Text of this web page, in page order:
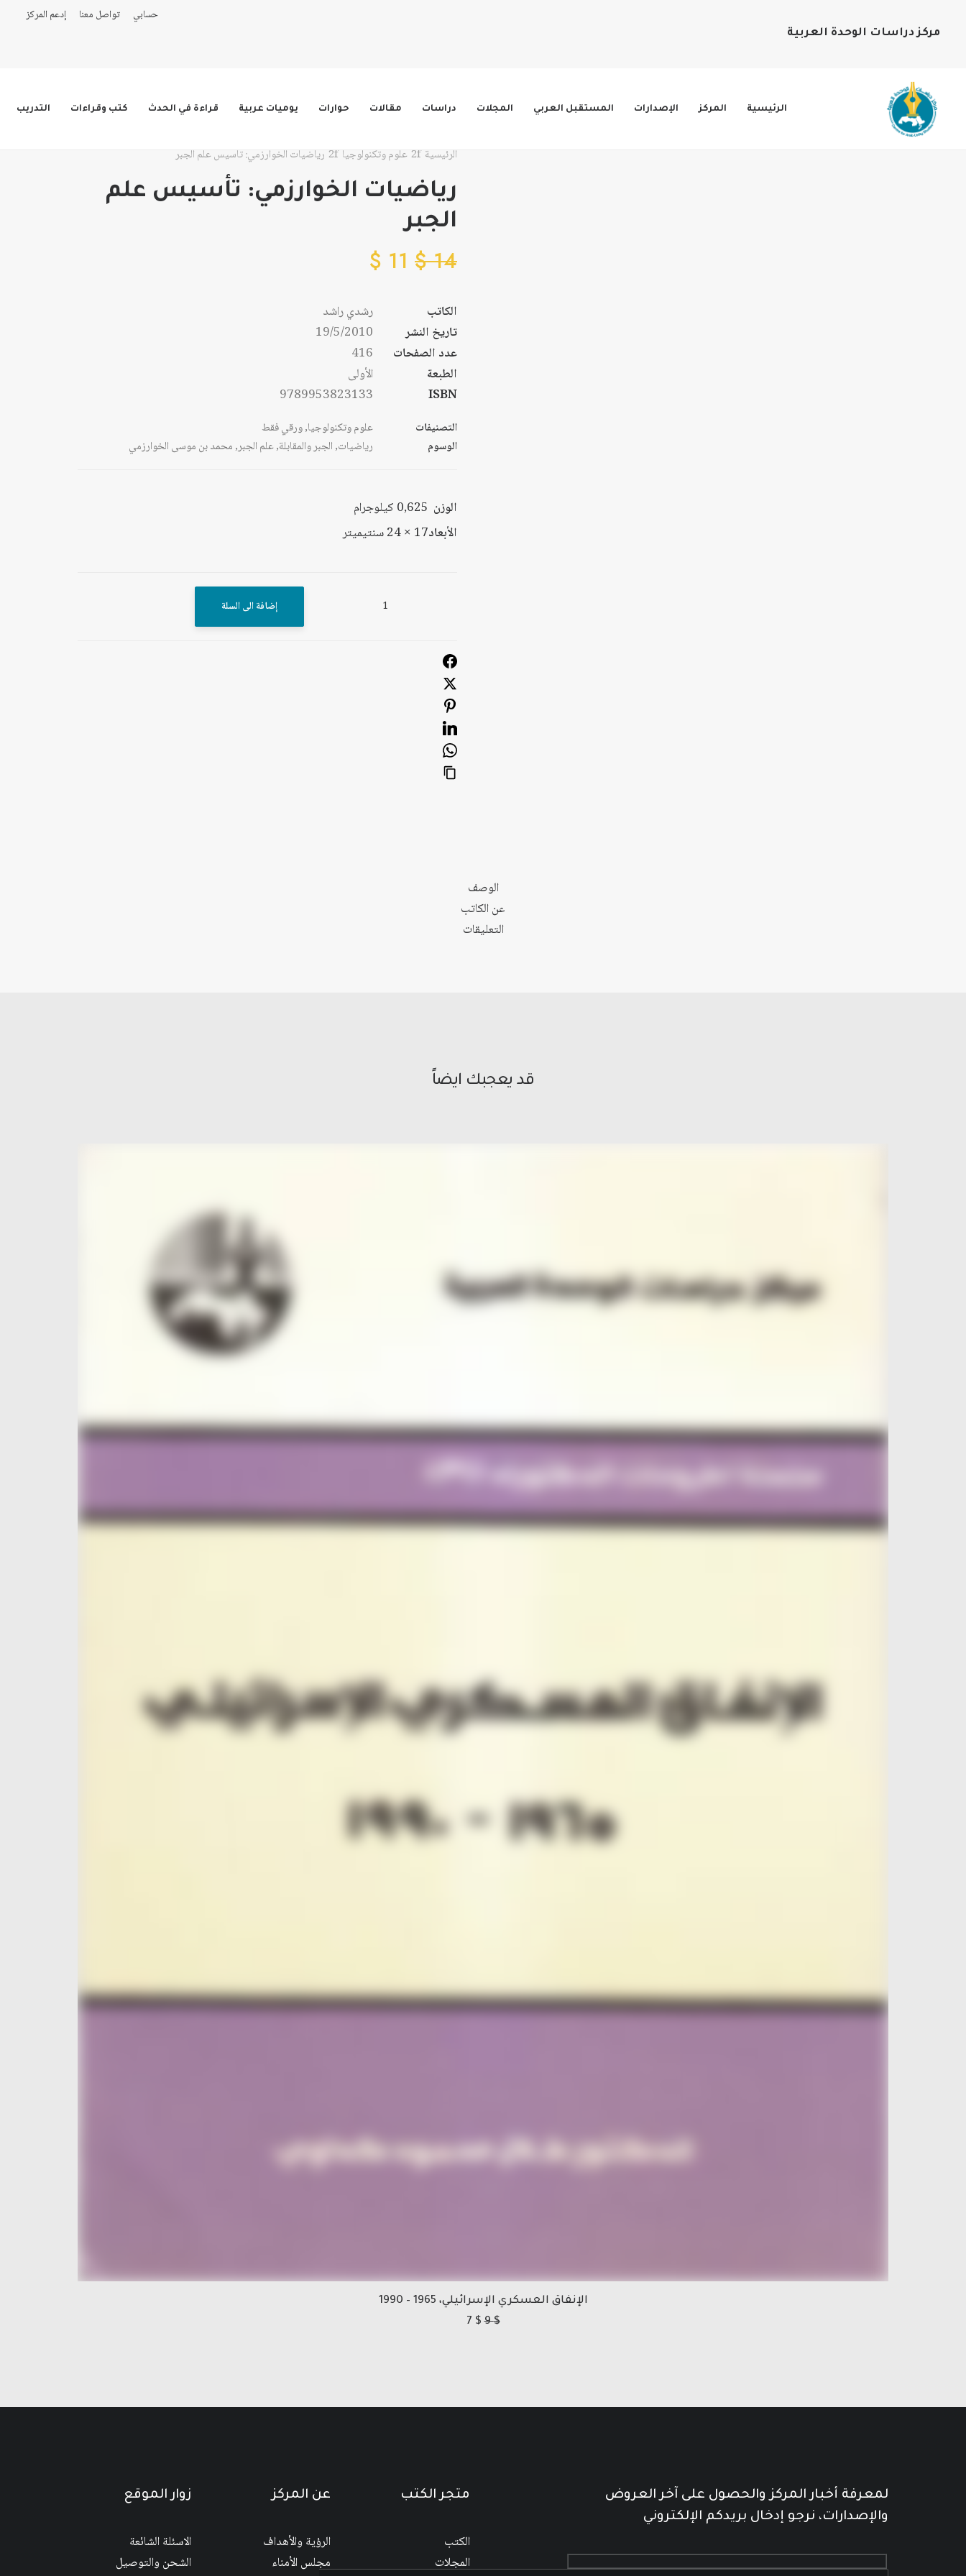
مركز دراسات الوحدة العربية
حسابي تواصل معنا إدعم المركز
الرئيسية المركز الإصدارات المستقبل العربي المجلات دراسات مقالات حوارات يوميات عربية قراءة في الحدث كتب وقراءات التدريب
الرئيسية علوم وتكنولوجيا رياضيات الخوارزمي: تأسيس علم الجبر
رياضيات الخوارزمي: تأسيس علم
الجبر
14
$
11
$
الكاتب
رشدي راشد
تاريخ النشر
19/5/2010
عدد الصفحات
416
الطبعة
الأولى
ISBN
9789953823133
التصنيفات علوم وتكنولوجيا,ورقي فقط
الوسوم
رياضيات,الجبر والمقابلة,علم الجبر,محمد بن موسى الخوارزمي
الوزن 0,625 كيلوجرام
الأبعاد17 × 24 سنتيميتر
تأسيس
علم
الجبر
إضافة الى السلة
الوصف
عن الكاتب
التعليقات
قد يعجبك ايضاً
الإنفاق العسكري الإسرائيلي، 1965 – 1990
9$
7 $
لمعرفة أخبار المركز والحصول على آخر العروض
والإصدارات، نرجو إدخال بريدكم الإلكتروني
متجر الكتب
الكتب
المجلات
عن المركز
الرؤية والأهداف
مجلس الأمناء
زوار الموقع
الاسئلة الشائعة
الشحن والتوصيل